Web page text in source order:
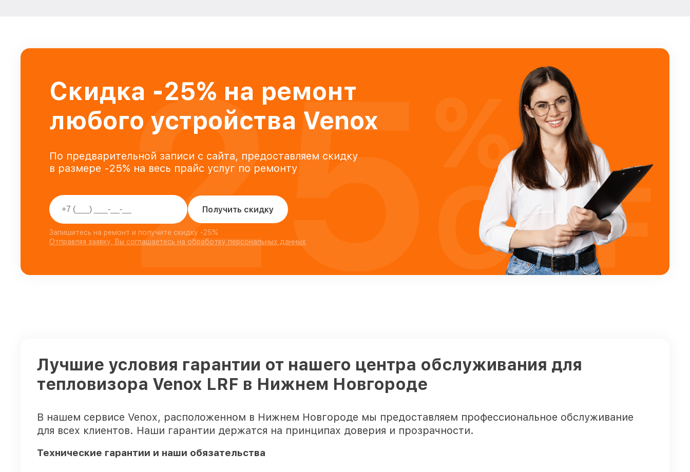
Скидка -25% на ремонт
любого устройства Venox
По предварительной записи с сайта, предоставляем скидку
в размере -25% на весь прайс услуг по ремонту
Получить скидку
Запишитесь на ремонт и получите скидку -25%
Отправляя заявку, Вы соглашаетесь на обработку персональных данных
25 %
OFF
Лучшие условия гарантии от нашего центра обслуживания для
тепловизора Venox LRF в Нижнем Новгороде
В нашем сервисе Venox, расположенном в Нижнем Новгороде мы предоставляем профессиональное обслуживание
для всех клиентов. Наши гарантии держатся на принципах доверия и прозрачности.
Технические гарантии и наши обязательства